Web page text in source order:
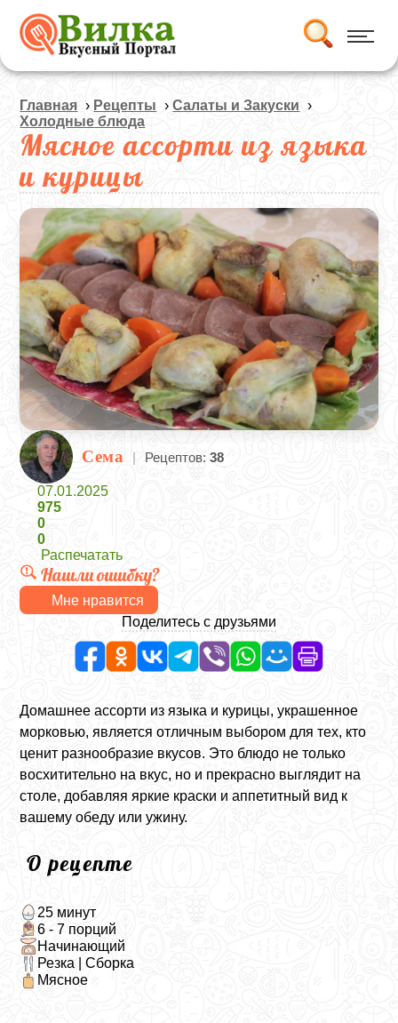
Главная › Рецепты ›Салаты и Закуски ›
Холодные блюда
Мясное ассорти из языка
и курицы
Сема | Рецептов:38
07.01.2025
975
0
0
Распечатать
Нашли ошибку?
Мне нравится
Поделитесь с друзьями
Домашнее ассорти из языка и курицы, украшенное
морковью, является отличным выбором для тех, кто
ценит разнообразие вкусов. Это блюдо не только
восхитительно на вкус, но и прекрасно выглядит на
столе, добавляя яркие краски и аппетитный вид к
вашему обеду или ужину.
О рецепте
25 минут
6 - 7 порций
Начинающий
Резка | Сборка
Мясное